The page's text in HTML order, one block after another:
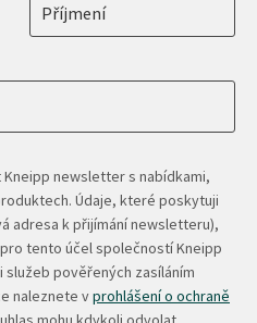
Příjmení
newsletter s nabídkami,
Údaje, které poskytuji
adresa k přijímání newsletteru),
tento účel společností Kneipp
služeb pověřených zasíláním
naleznete vprohlášení o ochraně